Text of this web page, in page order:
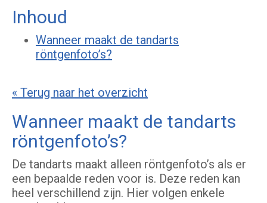
Inhoud
Wanneer maakt de tandarts
röntgenfoto’s?
« Terug naar het overzicht
Wanneer maakt de tandarts
röntgenfoto’s?
De tandarts maakt alleen röntgenfoto’s als er
een bepaalde reden voor is. Deze reden kan
heel verschillend zijn. Hier volgen enkele